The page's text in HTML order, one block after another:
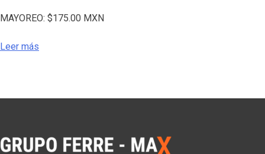
MAYOREO: $175.00 MXN
Leer más